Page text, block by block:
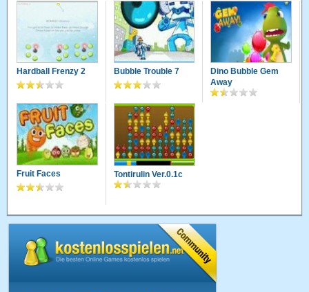
Hardball Frenzy 2 Bubble Trouble 7
Dino Bubble Gem
Away
Fruit Faces Tontirulin Ver.0.1c